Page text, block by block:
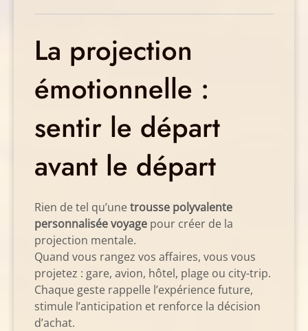
La projection
émotionnelle :
sentir le départ
avant le départ
Rien de tel qu’unetrousse polyvalente
personnalisée voyage pour créer de la
projection mentale.
Quand vous rangez vos affaires, vous vous
projetez : gare, avion, hôtel, plage ou city-trip.
Chaque geste rappelle l’expérience future,
stimule l’anticipation et renforce la décision
d’achat.